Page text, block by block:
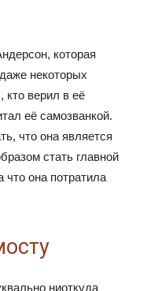
которая
некоторых
кто верил в её
её самозванкой.
что она является
стать главной
она потратила
ниоткуда